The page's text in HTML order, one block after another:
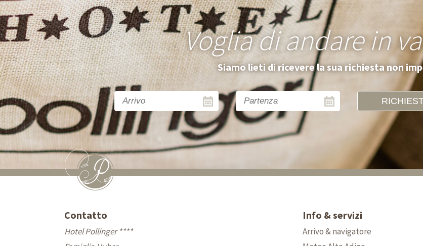
Voglia di andare in
Siamo lieti di ricevere la sua richiesta non
Contatto
Hotel Pollinger ****
Info & servizi
Arrivo & navigatore